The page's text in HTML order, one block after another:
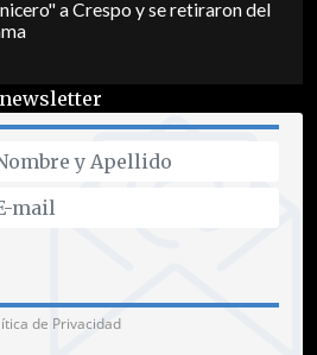
a Crespo y se retiraron del
de Privacidad